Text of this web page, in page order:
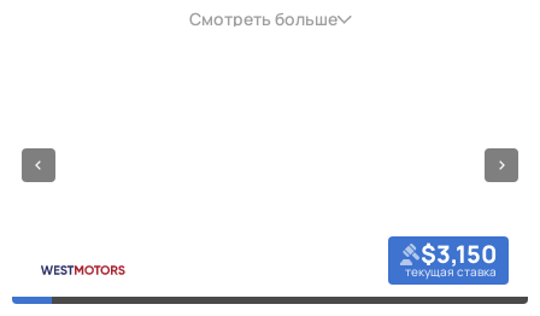
Смотреть больше
$3,150
текущая ставка